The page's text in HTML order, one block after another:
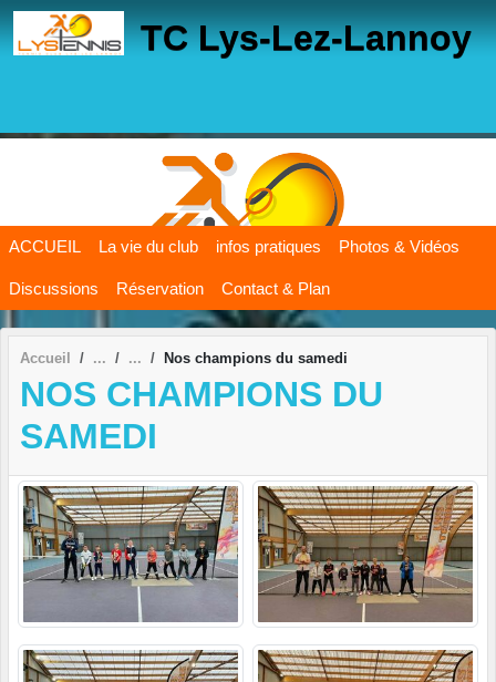
TC Lys-Lez-Lannoy
ACCUEIL La vie du club infos pratiques Photos & Vidéos
Discussions Réservation Contact & Plan
Accueil Nos champions du samedi
NOS CHAMPIONS DU
SAMEDI
Panneau de gestion des cookies